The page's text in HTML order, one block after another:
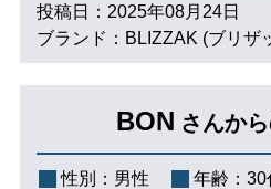
投稿日：2025年08月24日
ブランド：BLIZZAK (ブリザ
BON さんか
性別： 男性 年齢： 30